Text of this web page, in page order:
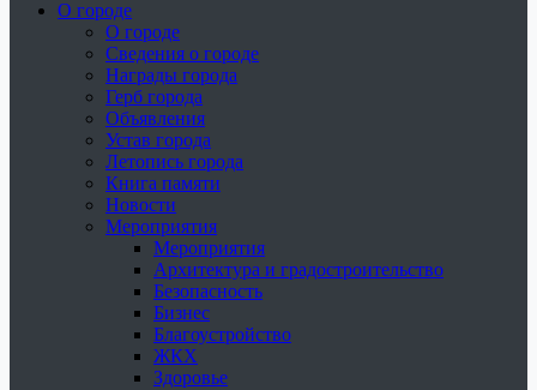
О городе
О городе
Сведения о городе
Награды города
Герб города
Объявления
Устав города
Летопись города
Книга памяти
Новости
Мероприятия
Мероприятия
Архитектура и градостроительство
Безопасность
Бизнес
Благоустройство
ЖКХ
Здоровье